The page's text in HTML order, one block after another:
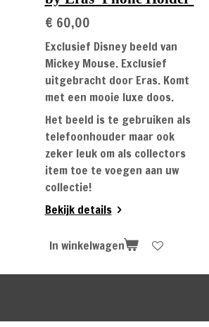
€ 60,00
Exclusief Disney beeld van
Mickey Mouse. Exclusief
uitgebracht door Eras. Komt
met een mooie luxe doos.
Het beeld is te gebruiken als
telefoonhouder maar ook
zeker leuk om als collectors
item toe te voegen aan uw
collectie!
Bekijk details
In winkelwagen